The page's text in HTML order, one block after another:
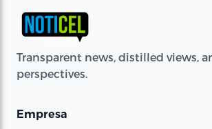
Transparent news, distilled views,
perspectives.
Empresa